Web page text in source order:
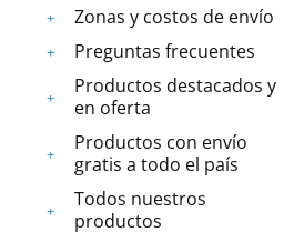
Zonas y costos de envío
Preguntas frecuentes
Productos destacados y
en oferta
Productos con envío
gratis a todo el país
Todos nuestros
productos